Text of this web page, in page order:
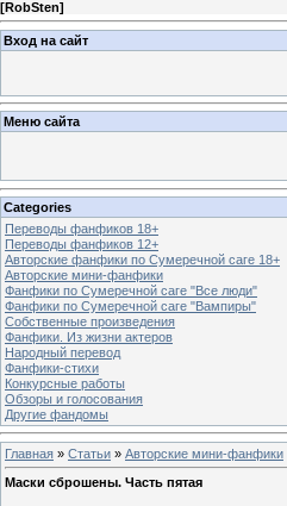
[RobSten]
Вход на сайт
Меню сайта
Categories
Переводы фанфиков 18+
Переводы фанфиков 12+
Авторские фанфики по Сумеречной саге 18+
Авторские мини-фанфики
Фанфики по Сумеречной саге "Все люди"
Фанфики по Сумеречной саге "Вампиры"
Собственные произведения
Фанфики. Из жизни актеров
Народный перевод
Фанфики-стихи
Конкурсные работы
Обзоры и голосования
Другие фандомы
Главная » Статьи » Авторские мини-фанфики
Маски сброшены. Часть пятая